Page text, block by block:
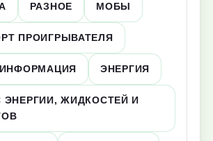
РАЗНОЕ МОБЫ
ПРОИГРЫВАТЕЛЯ
ЭНЕРГИЯ
ЭНЕРГИИ, ЖИДКОСТЕЙ И